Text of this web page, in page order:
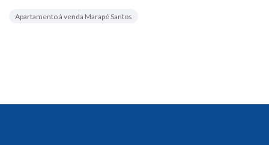
Apartamento à venda Marapé Santos